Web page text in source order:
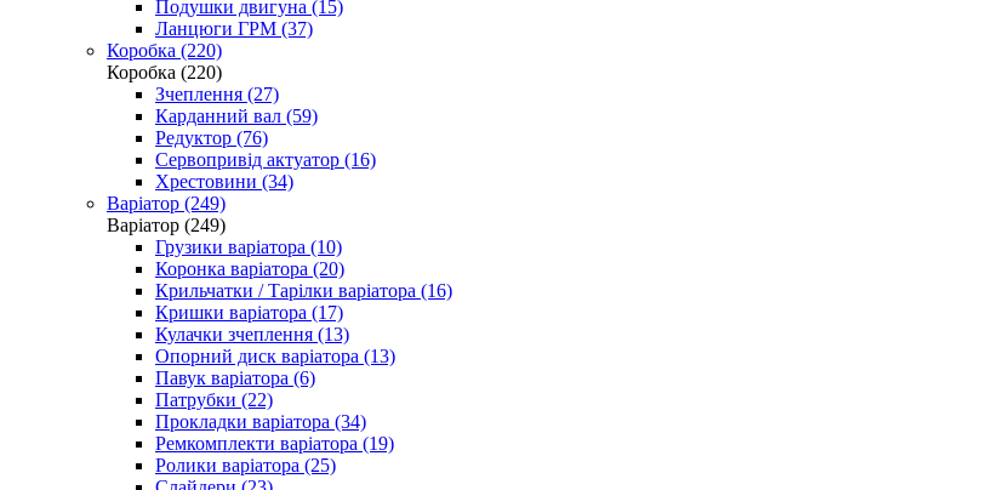
Подушки двигуна (15)
Ланцюги ГРМ (37)
Коробка (220)
Коробка (220)
Зчеплення (27)
Карданний вал (59)
Редуктор (76)
Сервопривід актуатор (16)
Хрестовини (34)
Варіатор (249)
Варіатор (249)
Грузики варіатора (10)
Коронка варіатора (20)
Крильчатки / Тарілки варіатора (16)
Кришки варіатора (17)
Кулачки зчеплення (13)
Опорний диск варіатора (13)
Павук варіатора (6)
Патрубки (22)
Прокладки варіатора (34)
Ремкомплекти варіатора (19)
Ролики варіатора (25)